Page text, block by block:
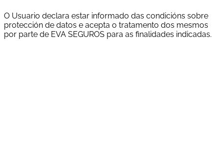
O Usuario declara estar informado das condicións sobre
protección de datos e acepta o tratamento dos mesmos
por parte de EVA SEGUROS para as finalidades indicadas.